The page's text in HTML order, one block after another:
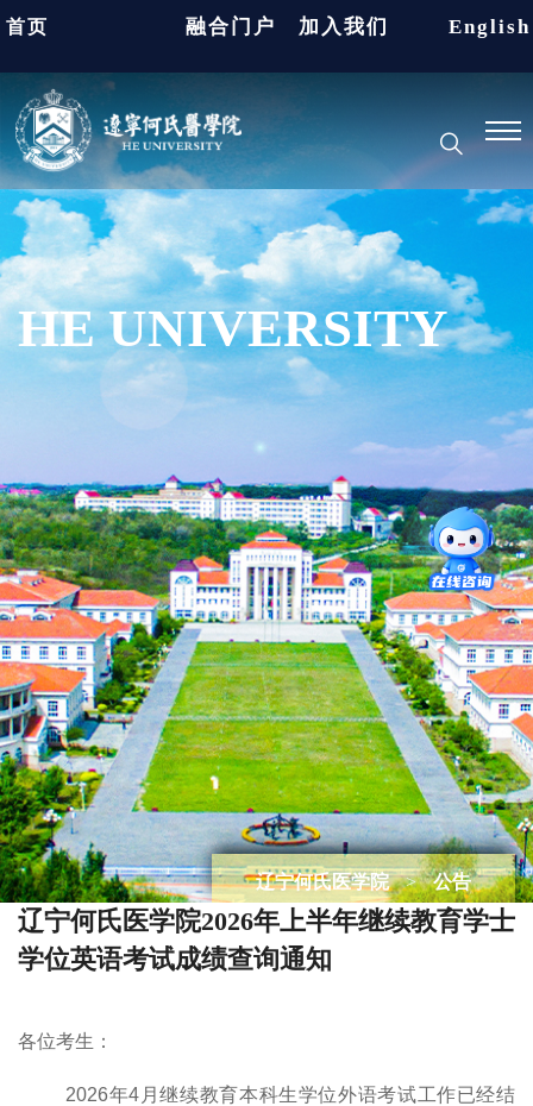
首页 融合门户 加入我们 English
HE UNIVERSITY
辽宁何氏医学院 > 公告
辽宁何氏医学院2026年上半年继续教育学士
学位英语考试成绩查询通知
各位考生：
2026年4月继续教育本科生学位外语考试工作已经结